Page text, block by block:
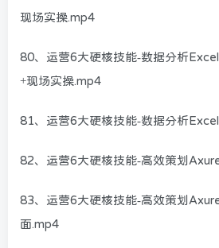
现场实操.mp4
80、运营6大硬核技能-数据分析
+现场实操.mp4
81、运营6大硬核技能-数据分析
82、运营6大硬核技能-高效策划
83、运营6大硬核技能-高效策划
面.mp4